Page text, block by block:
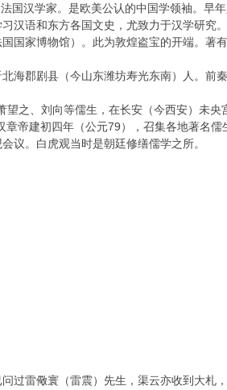
汉学家。是欧美公认的中国学领袖。早年
汉语和东方各国文史，尤致力于汉学研究
国家博物馆）。此为敦煌盗宝的开端。著
海郡剧县（今山东潍坊寿光东南）人。前
之、刘向等儒生，在长安（今西安）未央
章帝建初四年（公元79），召集各地著名
议。白虎观当时是朝廷修缮儒学之所。
过雷儆寰（雷震）先生，渠云亦收到大札